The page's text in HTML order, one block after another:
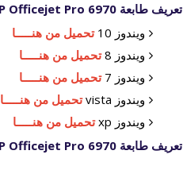
تعريف طابعة HP Officejet Pro 6970 لويندوز 64 بت
ويندوز 10
تحميل من هنـــــا
ويندوز 8
تحميل من هنـــــا
ويندوز 7
تحميل من هنـــــا
ويندوز vista
تحميل من هنـــــا
ويندوز xp
تحميل من هنـــــا
تعريف طابعة HP Officejet Pro 6970 لماكنتوش Mac OS